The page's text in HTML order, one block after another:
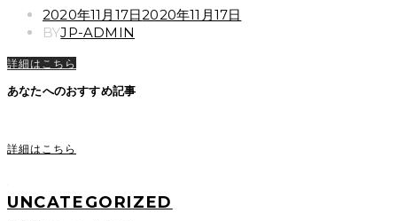
POSTED
ON
2020年11月17日2020年11月17日
BYJP-ADMIN
詳細はこちら
あなたへのおすすめ記事
詳細はこちら
UNCATEGORIZED